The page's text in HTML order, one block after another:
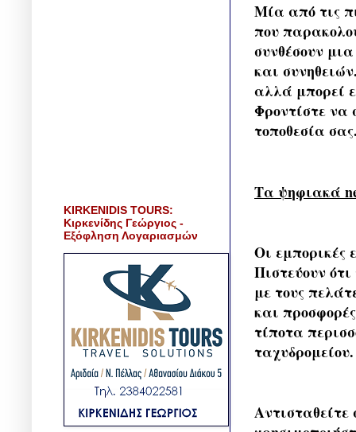
Μία από τις
που
συνθέσουν
και
αλλά μπορεί
Φροντίστε να
τοποθεσία
Τα ψηφιακά
Οι εμπορικές
Πιστεύουν
με τους
και
τίποτα
ταχυδρομείου.
KIRKENIDIS TOURS:
Κιρκενίδης Γεώργιος -
Εξόφληση Λογαριασμών